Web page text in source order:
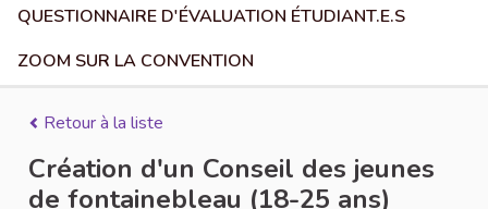
QUESTIONNAIRE D'ÉVALUATION ÉTUDIANT.E.S
ZOOM SUR LA CONVENTION
Retour à la liste
Création d'un Conseil des jeunes
de fontainebleau (18-25 ans)